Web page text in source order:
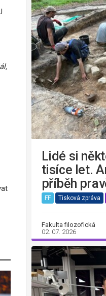
Lidé si
tisíce let.
příběh
FF Tisková zpráva
Fakulta filozofická
02. 07. 2026